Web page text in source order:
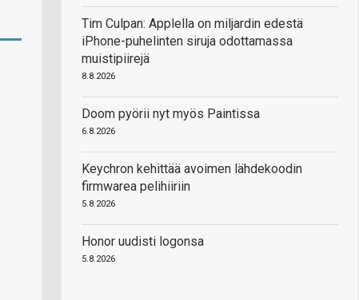
Tim Culpan: Applella on miljardin edestä
iPhone-puhelinten siruja odottamassa
muistipiirejä
8.8.2026
Doom pyörii nyt myös Paintissa
6.8.2026
Keychron kehittää avoimen lähdekoodin
firmwarea pelihiiriin
5.8.2026
Honor uudisti logonsa
5.8.2026